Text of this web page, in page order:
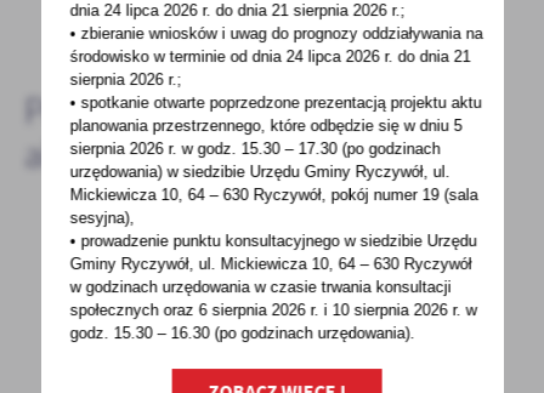
DODAJ KOMENTARZ
Pozostałe
aktualności
24 - 05 - 2024
Akademia Młodzieżowych Liderów
2024-2025MŁODZIEŻOWE
dnia 24 lipca 2026 r. do dnia 21 sierpnia 2026 r.;
• zbieranie wniosków i uwag do prognozy oddziaływania na
środowisko w terminie od dnia 24 lipca 2026 r. do dnia 21
sierpnia 2026 r.;
• spotkanie otwarte poprzedzone prezentacją projektu aktu
planowania przestrzennego, które odbędzie się w dniu 5
sierpnia 2026 r.w godz. 15.30 – 17.30 (po godzinach
urzędowania) w siedzibie Urzędu Gminy Ryczywół, ul.
Mickiewicza 10, 64 – 630 Ryczywół, pokójnumer 19 (sala
sesyjna),
• prowadzenie punktu konsultacyjnego w siedzibie Urzędu
Gminy Ryczywół, ul. Mickiewicza 10, 64 – 630 Ryczywół
w godzinachurzędowania w czasie trwania konsultacji
społecznych oraz 6 sierpnia 2026 r. i 10 sierpnia 2026 r. w
godz. 15.30 – 16.30 (po godzinachurzędowania).